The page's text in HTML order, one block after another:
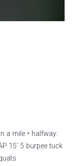
a mile • halfway:
15’ 5 burpee tuck